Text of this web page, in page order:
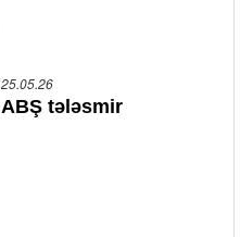
25.05.26
ABŞ tələsmir